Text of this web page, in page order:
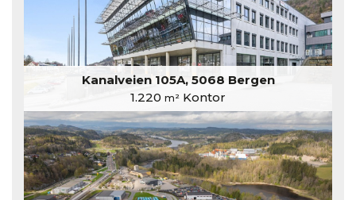
Kanalveien 105A, 5068 Bergen
1.220 m² Kontor